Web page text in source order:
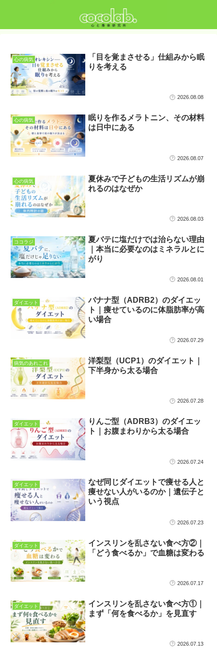
心の病気
「目を覚まさせる」仕組みから眠
りを考える
2026.08.08
心の病気
眠りを作るメラトニン、その材料
は日中にある
2026.08.07
心の病気
夏休みで子どもの生活リズムが崩
れるのはなぜか
2026.08.03
ココラジ
夏バテに塩だけでは治らない理由
｜本当に必要なのはミネラルとに
がり
2026.08.01
ダイエット
バナナ型（ADRB2）のダイエッ
ト｜痩せているのに体脂肪率が高
い場合
2026.07.29
病気のあれこれ
洋梨型（UCP1）のダイエット｜
下半身から太る場合
2026.07.28
ダイエット
りんご型（ADRB3）のダイエッ
ト｜お腹まわりから太る場合
2026.07.24
ダイエット
なぜ同じダイエットで痩せる人と
痩せない人がいるのか｜遺伝子と
いう視点
2026.07.23
ダイエット
インスリンを乱さない食べ方②｜
「どう食べるか」で血糖は変わる
2026.07.17
ダイエット
インスリンを乱さない食べ方①｜
まず「何を食べるか」を見直す
2026.07.13